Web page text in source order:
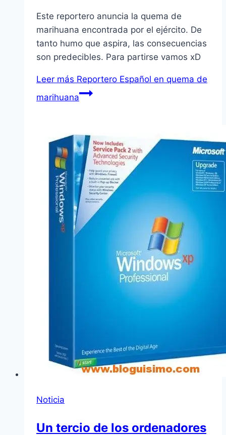
Este reportero anuncia la quema de
marihuana encontrada por el ejército. De
tanto humo que aspira, las consecuencias
son predecibles. Para partirse vamos xD
Leer más Reportero Español en quema de
marihuana
Noticia
Un tercio de los ordenadores